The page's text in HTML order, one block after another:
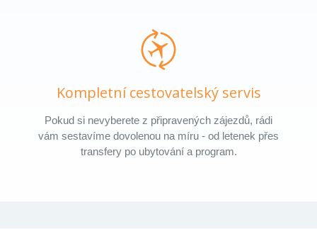
Kompletní cestovatelský servis
Pokud si nevyberete z připravených zájezdů, rádi
vám sestavíme dovolenou na míru - od letenek přes
transfery po ubytování a program.